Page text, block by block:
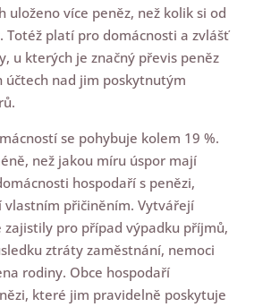
uloženo více peněz, než kolik si od
Totéž platí pro domácnosti a zvlášť
u kterých je značný převis peněz
účtech nad jim poskytnutým
se pohybuje kolem 19 %.
než jakou míru úspor mají
hospodaří s penězi,
vlastním přičiněním. Vytvářejí
zajistily pro případ výpadku příjmů,
ztráty zaměstnání, nemoci
rodiny. Obce hospodaří
které jim pravidelně poskytuje